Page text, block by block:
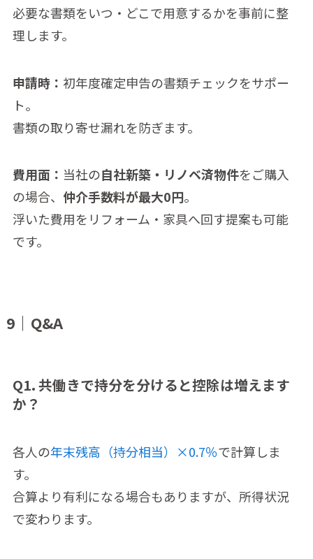
必要な書類をいつ・どこで用意するかを事前に整
理します。
申請時： 初年度確定申告の書類チェックをサポー
ト。
書類の取り寄せ漏れを防ぎます。
費用面： 当社の自社新築・リノベ済物件をご購入
の場合、 仲介手数料が最大0円。
浮いた費用をリフォーム・家具へ回す提案も可能
です。
9｜Q&A
Q1. 共働きで持分を分けると控除は増えます
か？
各人の年末残高（持分相当）×0.7％で計算しま
す。
合算より有利になる場合もありますが、所得状況
で変わります。